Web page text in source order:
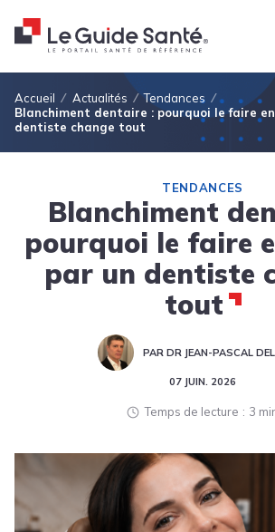
Fil d'Ariane
Accueil Actualités
Tendances
Blanchiment dentaire : pourquoi le faire
dentiste change tout
TENDANCES
Blanchiment
pourquoi le faire
par un dentiste
tout
PAR DR JEAN-PASCAL
07 JUIN. 2026
Temps de lecture 3